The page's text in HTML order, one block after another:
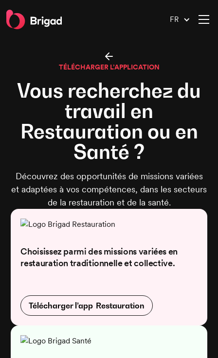
FR
TÉLÉCHARGER L’APPLICATION
Vous recherchez du
travail en
Restauration ou en
Santé ?
Découvrez des opportunités de missions variées
et adaptées à vos compétences, dans les secteurs
de la restauration et de la santé.
Choisissez parmi des missions variées en
restauration traditionnelle et collective.
Télécharger l’app Restauration